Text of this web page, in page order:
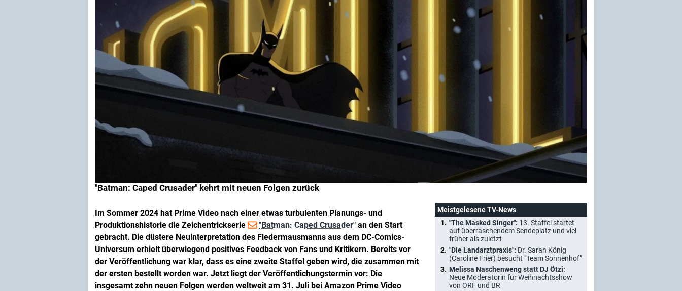
"Batman: Caped Crusader" kehrt mit neuen Folgen zurück
Im Sommer 2024 hat Prime Video nach einer etwas turbulenten Planungs- und
Produktionshistorie die Zeichentrickserie
"Batman: Caped Crusader" an den Start
gebracht. Die düstere Neuinterpretation des Fledermausmanns aus dem DC-Comics-
Universum erhielt überwiegend positives Feedback von Fans und Kritikern. Bereits vor
der Veröffentlichung war klar, dass es eine zweite Staffel geben wird, die zusammen mit
der ersten bestellt worden war. Jetzt liegt der Veröffentlichungstermin vor: Die
insgesamt zehn neuen Folgen werden weltweit am 31. Juli bei Amazon Prime Video
Meistgelesene TV-News
"The Masked Singer": 13. Staffel startet
auf überraschendem Sendeplatz und viel
früher als zuletzt
"Die Landarztpraxis": Dr. Sarah König
(Caroline Frier) besucht "Team Sonnenhof"
Melissa Naschenweng statt DJ Ötzi:
Neue Moderatorin für Weihnachtsshow
von ORF und BR